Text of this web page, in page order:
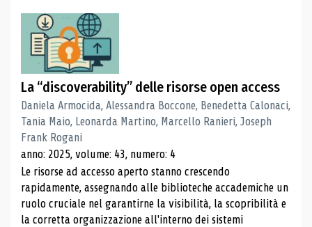
La “discoverability” delle risorse open access
Daniela Armocida, Alessandra Boccone, Benedetta Calonaci,
Tania Maio, Leonarda Martino, Marcello Ranieri, Joseph
Frank Rogani
anno: 2025, volume: 43, numero: 4
Le risorse ad accesso aperto stanno crescendo
rapidamente, assegnando alle biblioteche accademiche un
ruolo cruciale nel garantirne la visibilità, la scopribilità e
la corretta organizzazione all'interno dei sistemi